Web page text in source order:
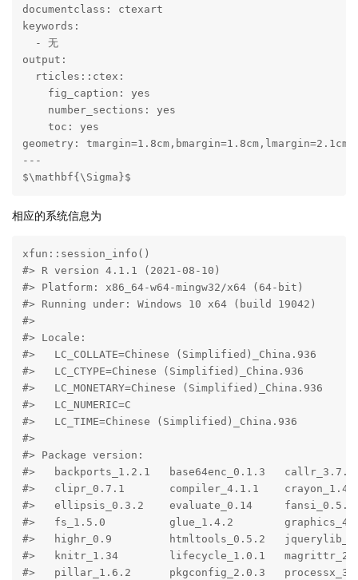
documentclass: ctexart
keywords:
  - 无
output:
  rticles::ctex:
    fig_caption: yes
    number_sections: yes
    toc: yes
geometry:
---
$\mathbf{\Sigma}$
相应的系统信息为
xfun::session_info()
#> R version 4.1.1 (2021-08-10)
#> Platform: x86_64-w64-mingw32/x64 (64-bit)
#> Running under: Windows 10 x64 (build 19042)
#>
#> Locale:
#>   LC_COLLATE=Chinese (Simplified)_China.936
#>   LC_CTYPE=Chinese (Simplified)_China.936
#>   LC_MONETARY=Chinese (Simplified)_China.936
#>   LC_NUMERIC=C
#>   LC_TIME=Chinese (Simplified)_China.936
#>
#> Package version:
#>   backports_1.2.1   base64enc_0.1.3
#>   clipr_0.7.1       compiler_4.1.1
#>   ellipsis_0.3.2    evaluate_0.14
#>   fs_1.5.0          glue_1.4.2
#>   highr_0.9         htmltools_0.5.2
#>   knitr_1.34        lifecycle_1.0.1
#>   pillar_1.6.2      pkgconfig_2.0.3